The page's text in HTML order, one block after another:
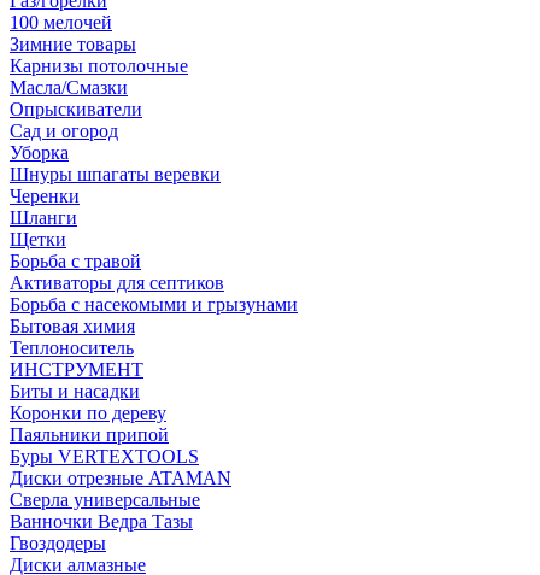
100 мелочей
Зимние товары
Карнизы потолочные
Масла/Смазки
Опрыскиватели
Сад и огород
Уборка
Шнуры шпагаты веревки
Черенки
Шланги
Щетки
Борьба с травой
Активаторы для септиков
Борьба с насекомыми и грызунами
Бытовая химия
Теплоноситель
ИНСТРУМЕНТ
Биты и насадки
Коронки по дереву
Паяльники припой
Буры VERTEXTOOLS
Диски отрезные ATAMAN
Сверла универсальные
Ванночки Ведра Тазы
Гвоздодеры
Диски алмазные